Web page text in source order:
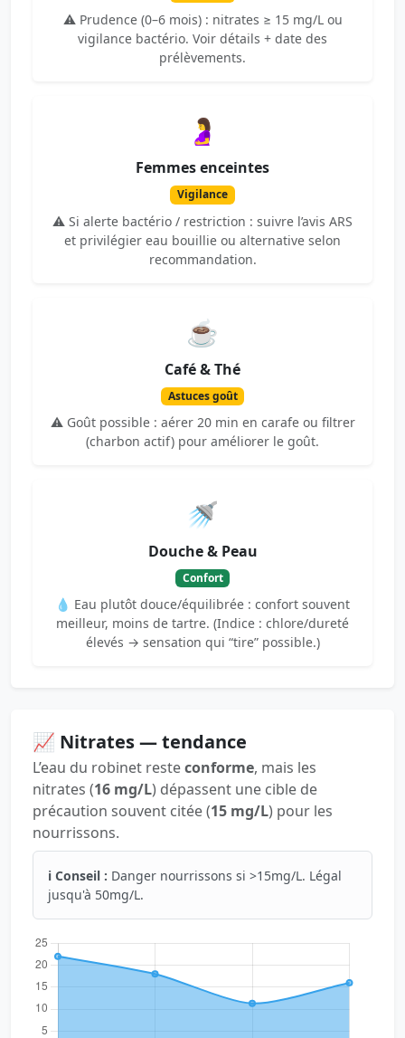
⚠️ Prudence (0–6 mois) : nitrates ≥ 15 mg/L ou
vigilance bactério. Voir détails + date des
prélèvements.
🤰
Femmes enceintes
Vigilance
⚠️ Si alerte bactério / restriction : suivre l’avis ARS
et privilégier eau bouillie ou alternative selon
recommandation.
☕
Café & Thé
Astuces goût
⚠️ Goût possible : aérer 20 min en carafe ou filtrer
(charbon actif) pour améliorer le goût.
🚿
Douche & Peau
Confort
💧 Eau plutôt douce/équilibrée : confort souvent
meilleur, moins de tartre. (Indice : chlore/dureté
élevés → sensation qui “tire” possible.)
📈 Nitrates — tendance
L’eau du robinet resteconforme, mais les
nitrates (16 mg/L) dépassent une cible de
précaution souvent citée (15 mg/L) pour les
nourrissons.
ℹ️ Conseil : Danger nourrissons si >15mg/L. Légal
jusqu'à 50mg/L.